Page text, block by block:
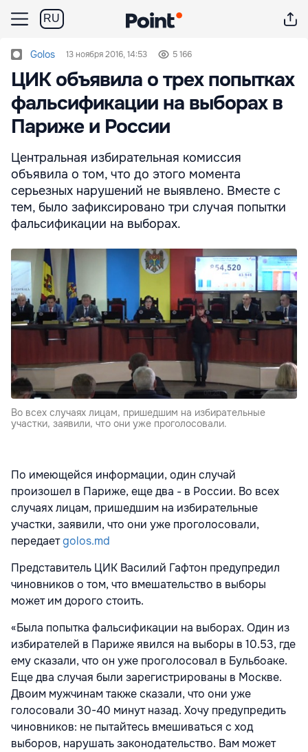
RU
Golos 13 ноября 2016, 14:53 5 166
ЦИК объявила о трех попытках
фальсификации на выборах в
Париже и России
Центральная избирательная комиссия
объявила о том, что до этого момента
серьезных нарушений не выявлено. Вместе с
тем, было зафиксировано три случая попытки
фальсификации на выборах.
Во всех случаях лицам, пришедшим на избирательные
участки, заявили, что они уже проголосовали.
По имеющейся информации, один случай
произошел в Париже, еще два - в России. Во всех
случаях лицам, пришедшим на избирательные
участки, заявили, что они уже проголосовали,
передаетgolos.md
Представитель ЦИК Василий Гафтон предупредил
чиновников о том, что вмешательство в выборы
может им дорого стоить.
«Была попытка фальсификации на выборах. Один из
избирателей в Париже явился на выборы в 10.53, где
ему сказали, что он уже проголосовал в Бульбоаке.
Еще два случая были зарегистрированы в Москве.
Двоим мужчинам также сказали, что они уже
голосовали 30-40 минут назад. Хочу предупредить
чиновников: не пытайтесь вмешиваться с ход
выборов, нарушать законодательство. Вам может